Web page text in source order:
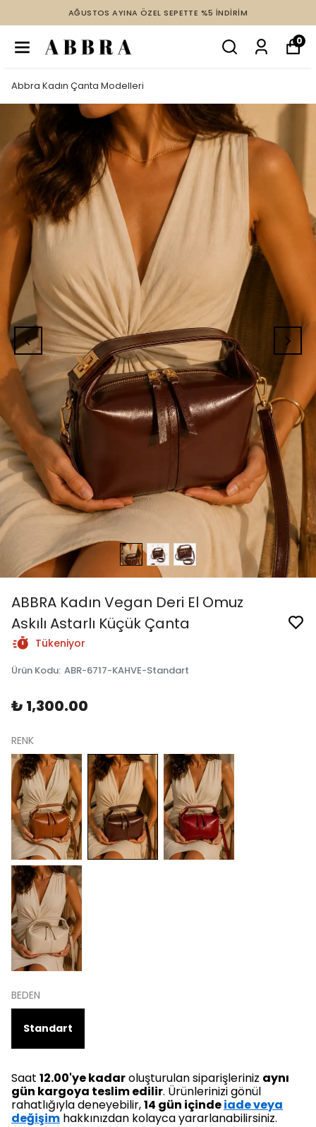
AĞUSTOS AYINA ÖZEL SEPETTE %5 İNDİRİM
0
Abbra Kadın Çanta Modelleri
ABBRA Kadın Vegan Deri El Omuz
Askılı Astarlı Küçük Çanta
Tükeniyor
Ürün Kodu: ABR-6717-KAHVE-Standart
₺ 1,300.00
RENK
BEDEN
Standart
Saat 12.00'ye kadaroluşturulan siparişleriniz aynı
gün kargoya teslim edilir. Ürünlerinizi gönül
rahatlığıyla deneyebilir,14 gün içindeiade veya
değişim hakkınızdan kolayca yararlanabilirsiniz.